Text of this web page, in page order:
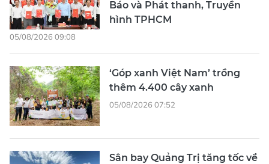
Báo và Phát thanh, Truyền
hình TPHCM
05/08/2026 09:08
‘Góp xanh Việt Nam’ trồng
thêm 4.400 cây xanh
05/08/2026 07:52
Sân bay Quảng Trị tăng tốc về